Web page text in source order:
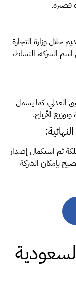
قصيرة.
خلال وزارة التجارة
الشركة، النشاط،
العدلي، كما يشمل
الأرباح.
ثم استكمال إصدار
بإمكان الشركة